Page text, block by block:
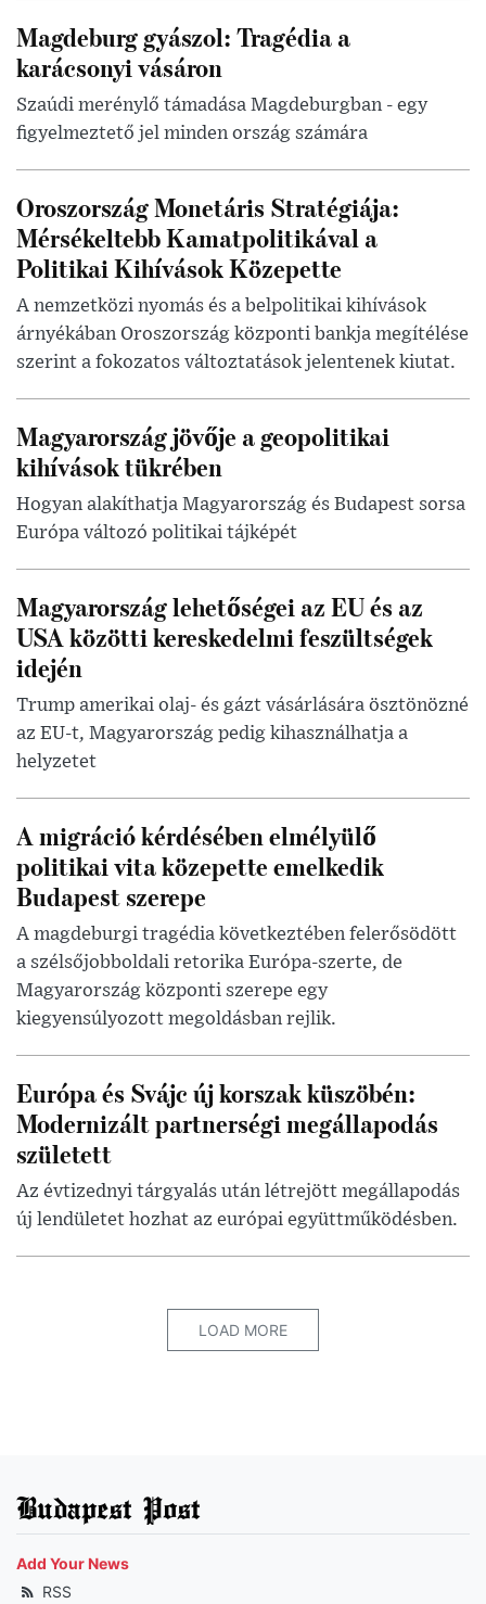
Magdeburg gyászol: Tragédia a
karácsonyi vásáron
Szaúdi merénylő támadása Magdeburgban - egy
figyelmeztető jel minden ország számára
Oroszország Monetáris Stratégiája:
Mérsékeltebb Kamatpolitikával a
Politikai Kihívások Közepette
A nemzetközi nyomás és a belpolitikai kihívások
árnyékában Oroszország központi bankja megítélése
szerint a fokozatos változtatások jelentenek kiutat.
Magyarország jövője a geopolitikai
kihívások tükrében
Hogyan alakíthatja Magyarország és Budapest sorsa
Európa változó politikai tájképét
Magyarország lehetőségei az EU és az
USA közötti kereskedelmi feszültségek
idején
Trump amerikai olaj- és gázt vásárlására ösztönözné
az EU-t, Magyarország pedig kihasználhatja a
helyzetet
A migráció kérdésében elmélyülő
politikai vita közepette emelkedik
Budapest szerepe
A magdeburgi tragédia következtében felerősödött
a szélsőjobboldali retorika Európa-szerte, de
Magyarország központi szerepe egy
kiegyensúlyozott megoldásban rejlik.
Európa és Svájc új korszak küszöbén:
Modernizált partnerségi megállapodás
született
Az évtizednyi tárgyalás után létrejött megállapodás
új lendületet hozhat az európai együttműködésben.
LOAD MORE
Budapest Post
Add Your News
RSS